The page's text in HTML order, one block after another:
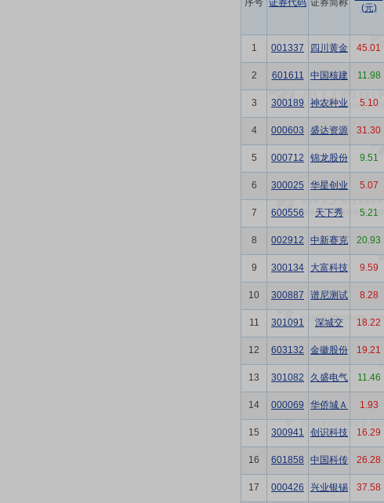
序号 证券代码 证券简称
(元)
1 001337 四川黄金 45.01
2 601611 中国核建 11.98
3 300189 神农种业 5.10
4 000603 盛达资源 31.30
5 000712 锦龙股份 9.51
6 300025 华星创业 5.07
7 600556 天下秀 5.21
8 002912 中新赛克 20.93
9 300134 大富科技 9.59
10 300887 谱尼测试 8.28
11
301091 深城交 18.22
12 603132 金徽股份 19.21
13
301082 久盛电气 11.46
14 000069 华侨城Ａ 1.93
15 300941 创识科技 16.29
16 601858 中国科传 26.28
17 000426 兴业银锡 37.58